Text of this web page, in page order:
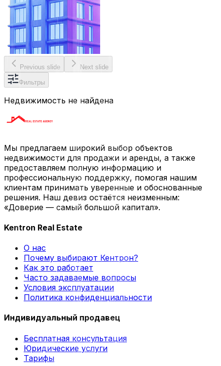
Previous slide Next slide
Фильтры
Недвижимость не найдена
Мы предлагаем широкий выбор объектов
недвижимости для продажи и аренды, а также
предоставляем полную информацию и
профессиональную поддержку, помогая нашим
клиентам принимать уверенные и обоснованные
решения. Наш девиз остаётся неизменным:
«Доверие — самый большой капитал».
Kentron Real Estate
О нас
Почему выбирают Кентрон?
Как это работает
Часто задаваемые вопросы
Условия эксплуатации
Политика конфиденциальности
Индивидуальный продавец
Бесплатная консультация
Юридические услуги
Тарифы